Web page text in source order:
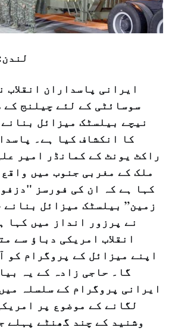
ایرانی پاسداران انقلاب
سوسائٹی کے لئے چیلنج
نیچے بیلسٹک میزائل بنانے
کا انکشاف کیا ہے۔
راکٹ یونٹ کے کمانڈر امیر
ملک کے مغربی جنوب میں
کہا ہے کہ ان کی فورسز
زمین” بیلسٹک میزائل
نے پرزور انداز میں کہا
انقلاب امریکی دباؤ سے
اپنے میزائل کے پروگرام کو
گا۔ حاجی زادہ کے یہ
ایرانی پروگرام کے سلسلہ
لگانے کے موضوع پر
وشنید کے چند گھنٹے پہلے